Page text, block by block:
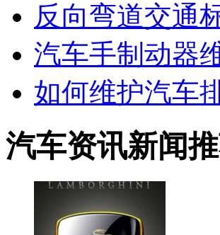
反向弯道交通
汽车手制动器
如何维护汽车
汽车资讯新闻